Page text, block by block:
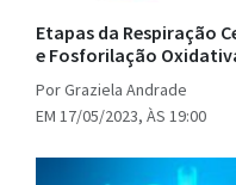
Etapas da Respiração
e Fosforilação
Por Graziela Andrade
EM 17/05/2023, ÀS 19:00